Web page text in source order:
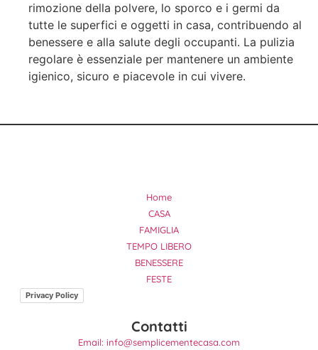
rimozione della polvere, lo sporco e i germi da
tutte le superfici e oggetti in casa, contribuendo al
benessere e alla salute degli occupanti. La pulizia
regolare è essenziale per mantenere un ambiente
igienico, sicuro e piacevole in cui vivere.
Home
CASA
FAMIGLIA
TEMPO LIBERO
BENESSERE
FESTE
Privacy Policy
Contatti
Email: info@semplicementecasa.com